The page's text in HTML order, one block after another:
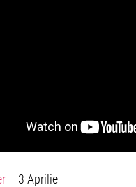
– 3 Aprilie